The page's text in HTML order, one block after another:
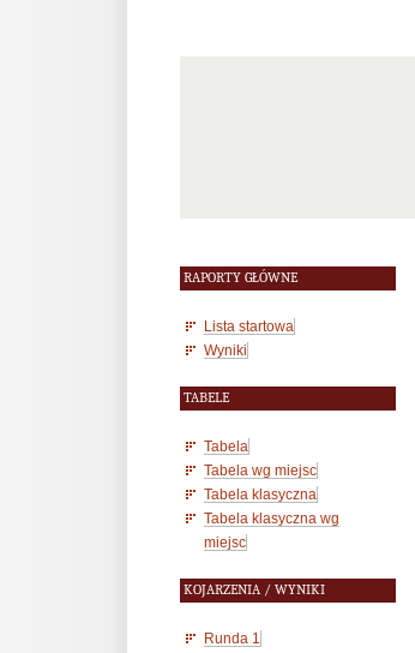
RAPORTY GŁÓWNE
Lista startowa
Wyniki
TABELE
Tabela
Tabela wg miejsc
Tabela klasyczna
Tabela klasyczna wg
miejsc
KOJARZENIA / WYNIKI
Runda 1